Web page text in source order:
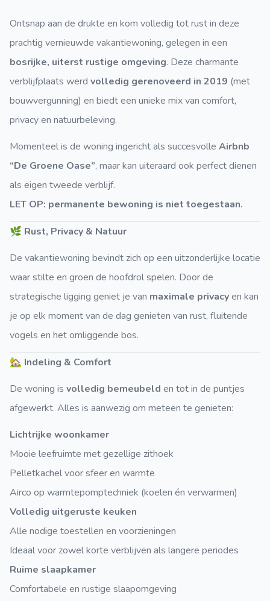
Ontsnap aan de drukte en kom volledig tot rust in deze
prachtig vernieuwde vakantiewoning, gelegen in een
bosrijke, uiterst rustige omgeving. Deze charmante
verblijfplaats werd volledig gerenoveerd in 2019 (met
bouwvergunning) en biedt een unieke mix van comfort,
privacy en natuurbeleving.
Momenteel is de woning ingericht als succesvolle Airbnb
“De Groene Oase”, maar kan uiteraard ook perfect dienen
als eigen tweede verblijf.
LET OP: permanente bewoning is niet toegestaan.
Rust, Privacy & Natuur
De vakantiewoning bevindt zich op een uitzonderlijke locatie
waar stilte en groen de hoofdrol spelen. Door de
strategische ligging geniet je van maximale privacyen kan
je op elk moment van de dag genieten van rust, fluitende
vogels en het omliggende bos.
Indeling & Comfort
De woning is volledig bemeubeld en tot in de puntjes
afgewerkt. Alles is aanwezig om meteen te genieten:
Lichtrijke woonkamer
Mooie leefruimte met gezellige zithoek
Pelletkachel voor sfeer en warmte
Airco op warmtepomptechniek (koelen én verwarmen)
Volledig uitgeruste keuken
Alle nodige toestellen en voorzieningen
Ideaal voor zowel korte verblijven als langere periodes
Ruime slaapkamer
Comfortabele en rustige slaapomgeving